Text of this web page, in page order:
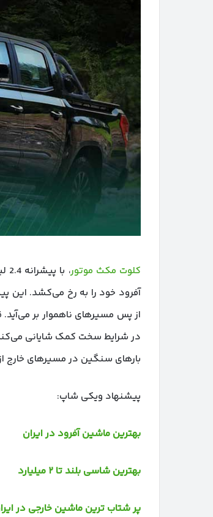
کلوت مکث موتور
از پس مسیرهای ناهموار بر
بارهای سنگین در مسیرهای خارج
پیشنهاد ویکی شاپ:
بهترین ماشین آفرود در ایران
بهترین شاسی بلند تا ۲ میلیارد
پر شتاب ترین ماشین خارجی در